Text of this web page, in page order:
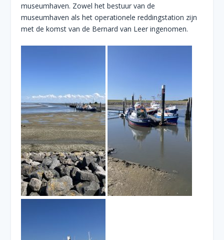
museumhaven. Zowel het bestuur van de
museumhaven als het operationele reddingstation zijn
met de komst van de Bernard van Leer ingenomen.